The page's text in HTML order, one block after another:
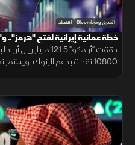
الشرق Bloomberg اقتصاد
خطة عمانية إيرانية لفتح
وأرباح "أرامكو"
حققت "أرامكو" 121.5
10800 نقطة بدعم البنوك.